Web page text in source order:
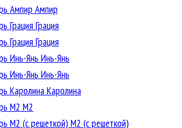
Ампир
Грация
Грация
Инь-Янь
Инь-Янь
Каролина
М2
М2 (с решеткой)